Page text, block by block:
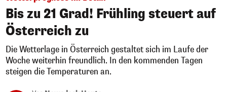
Bis zu 21 Grad! Frühling steuert auf
Österreich zu
Die Wetterlage in Österreich gestaltet sich im Laufe der
Woche weiterhin freundlich. In den kommenden Tagen
steigen die Temperaturen an.